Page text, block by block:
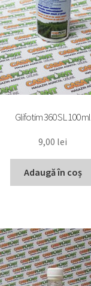
Glifotim 360 SL 100 ml
9,00 lei
Adaugă în coș